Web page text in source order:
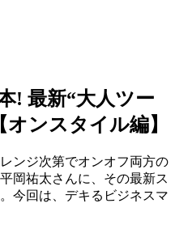
! 最新“大人ツー
ンスタイル編】
ンジ次第でオンオフ両方の
岡祐太さんに、その最新ス
今回は、デキるビジネスマ